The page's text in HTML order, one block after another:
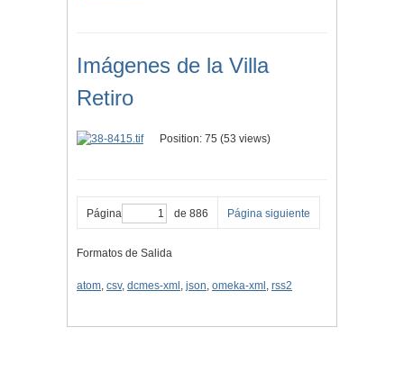
Imágenes de la Villa
Retiro
Position: 75 (53 views)
Página de 886 Página siguiente
Formatos de Salida
atom, csv, dcmes-xml , json, omeka-xml , rss2